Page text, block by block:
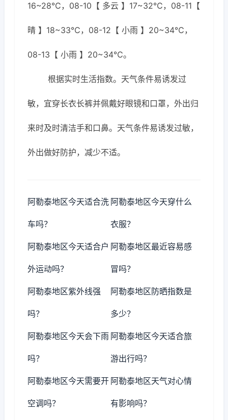
16~28℃，08-10【 多云 】17~32℃，08-11【
晴 】18~33℃，08-12【 小雨 】20~34℃，
08-13【 小雨 】20~34℃。
根据实时生活指数。天气条件易诱发过
敏，宜穿长衣长裤并佩戴好眼镜和口罩，外出归
来时及时清洁手和口鼻。天气条件易诱发过敏，
外出做好防护，减少不适。
阿勒泰地区今天适合洗
车吗？
阿勒泰地区今天穿什么
衣服？
阿勒泰地区今天适合户
外运动吗？
阿勒泰地区最近容易感
冒吗？
阿勒泰地区紫外线强
吗？
阿勒泰地区防晒指数是
多少？
阿勒泰地区今天会下雨
吗？
阿勒泰地区今天适合旅
游出行吗？
阿勒泰地区今天需要开
空调吗？
阿勒泰地区天气对心情
有影响吗？